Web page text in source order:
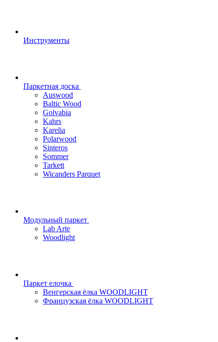
Инструменты
Паркетная доска
Auswood
Baltic Wood
Golvabia
Kahrs
Karelia
Polarwood
Sinteros
Sommer
Tarkett
Wicanders Parquet
Модульный паркет
Lab Arte
Woodlight
Паркет елочка
Венгерская ёлка WOODLIGHT
Французская ёлка WOODLIGHT